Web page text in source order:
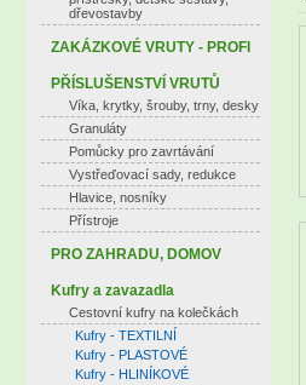
dřevostavby
ZAKÁZKOVÉ VRUTY - PROFI
PŘÍSLUŠENSTVÍ VRUTŮ
Víka, krytky, šrouby, trny, desky
Granuláty
Pomůcky pro zavrtávání
Vystřeďovací sady, redukce
Hlavice, nosníky
Přístroje
PRO ZAHRADU, DOMOV
Kufry a zavazadla
Cestovní kufry na kolečkách
Kufry - TEXTILNÍ
Kufry - PLASTOVÉ
Kufry - HLINÍKOVÉ